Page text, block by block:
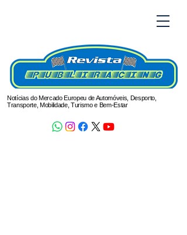
Notícias do Mercado Europeu de Automóveis, Desporto,
Transporte, Mobilidade, Turismo e Bem-Estar